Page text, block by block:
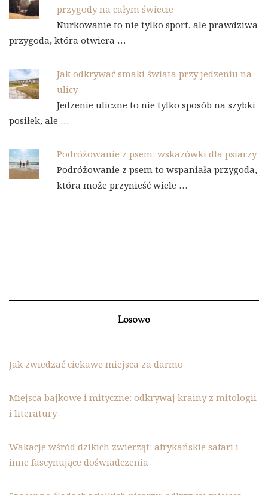
przygody na całym świecie
Nurkowanie to nie tylko sport, ale prawdziwa
przygoda, która otwiera …
Jak odkrywać smaki świata przy jedzeniu na
ulicy
Jedzenie uliczne to nie tylko sposób na szybki
posiłek, ale …
Podróżowanie z psem: wskazówki dla psiarzy
Podróżowanie z psem to wspaniała przygoda,
która może przynieść wiele …
Losowo
Jak zwiedzać ciekawe miejsca za darmo
Miejsca bajkowe i mityczne: odkrywaj krainy z mitologii
i literatury
Wakacje wśród dzikich zwierząt: afrykańskie safari i
inne fascynujące doświadczenia